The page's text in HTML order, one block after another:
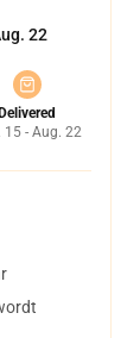
22
Delivered
15 - Aug. 22